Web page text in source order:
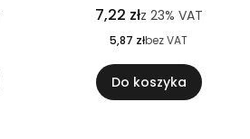
7,22 złz 23% VAT
5,87 złbez VAT
Do koszyka